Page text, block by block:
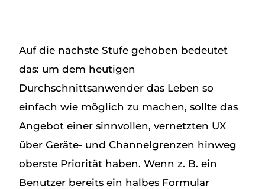
Auf die nächste Stufe gehoben bedeutet
das: um dem heutigen
Durchschnittsanwender das Leben so
einfach wie möglich zu machen, sollte das
Angebot einer sinnvollen, vernetzten UX
über Geräte- und Channelgrenzen hinweg
oberste Priorität haben. Wenn z. B. ein
Benutzer bereits ein halbes Formular